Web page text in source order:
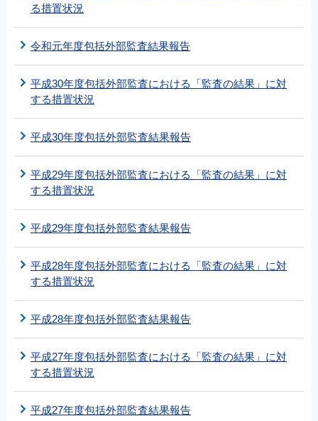
る措置状況
令和元年度包括外部監査結果報告
平成30年度包括外部監査における「監査の結果」に対
する措置状況
平成30年度包括外部監査結果報告
平成29年度包括外部監査における「監査の結果」に対
する措置状況
平成29年度包括外部監査結果報告
平成28年度包括外部監査における「監査の結果」に対
する措置状況
平成28年度包括外部監査結果報告
平成27年度包括外部監査における「監査の結果」に対
する措置状況
平成27年度包括外部監査結果報告